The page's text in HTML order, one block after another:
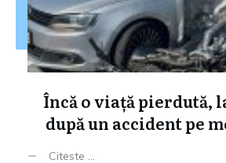
Încă o viață pierdută,
după un accident pe
Citeste ...